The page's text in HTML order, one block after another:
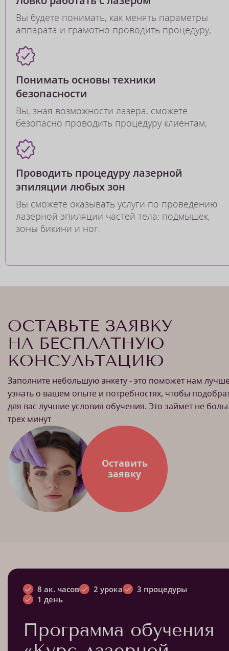
Вы будете понимать, как менять параметры
аппарата и грамотно проводить процедуру;
Понимать основы техники
безопасности
Вы, зная возможности лазера, сможете
безопасно проводить процедуру клиентам;
Проводить процедуру лазерной
эпиляции любых зон
Вы сможете оказывать услуги по проведению
лазерной эпиляции частей тела: подмышек,
зоны бикини и ног.
ОСТАВЬТЕ ЗАЯВКУ
НА БЕСПЛАТНУЮ
КОНСУЛЬТАЦИЮ
Заполните небольшую анкету - это поможет нам
узнать о вашем опыте и потребностях, чтобы
для вас лучшие условия обучения. Это займет не
трех минут
Оставить
заявку
8 ак. часов 2 урока
3 процедуры
1 день
Программа обучения